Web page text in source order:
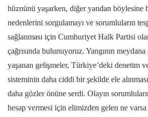
hüznünü yaşarken, diğer yandan böylesine
nedenlerini sorgulamayı ve sorumluların
sağlanması için Cumhuriyet Halk Partisi
çağrısında bulunuyoruz. Yangının
yaşanan gelişmeler, Türkiye’deki denetim
sisteminin daha ciddi bir şekilde ele
daha gözler önüne serdi. Olayın
hesap vermesi için elimizden gelen ne varsa